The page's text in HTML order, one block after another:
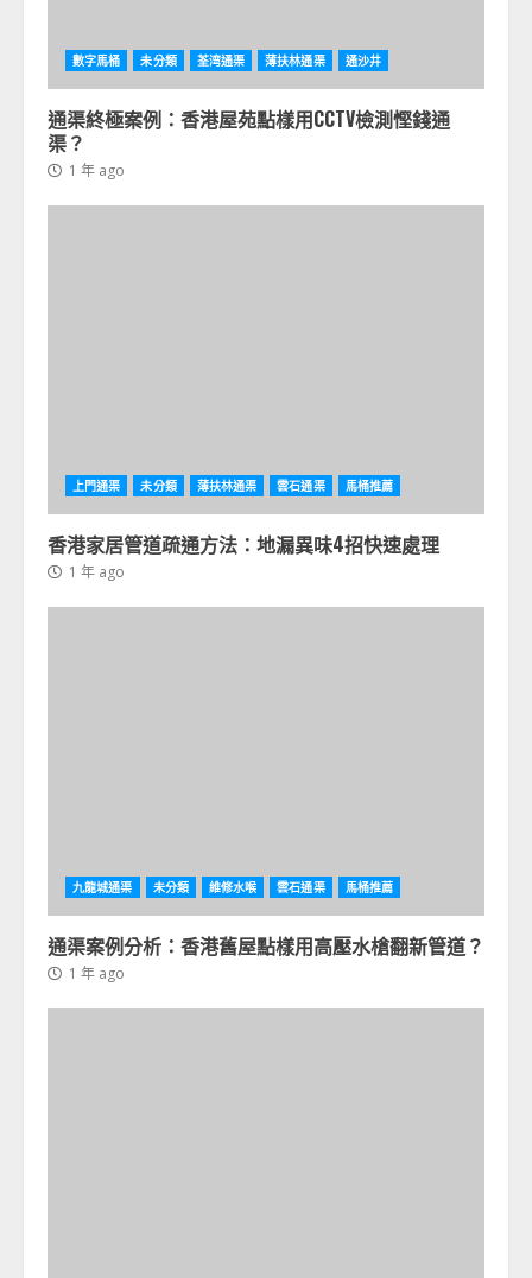
數字馬桶 未分類 荃湾通渠 薄扶林通渠 通沙井
通渠終極案例：香港屋苑點樣用CCTV檢測慳錢通
渠？
1 年 ago
上門通渠 未分類 薄扶林通渠 雲石通渠 馬桶推薦
香港家居管道疏通方法：地漏異味4招快速處理
1 年 ago
九龍城通渠 未分類 維修水喉 雲石通渠 馬桶推薦
通渠案例分析：香港舊屋點樣用高壓水槍翻新管道？
1 年 ago